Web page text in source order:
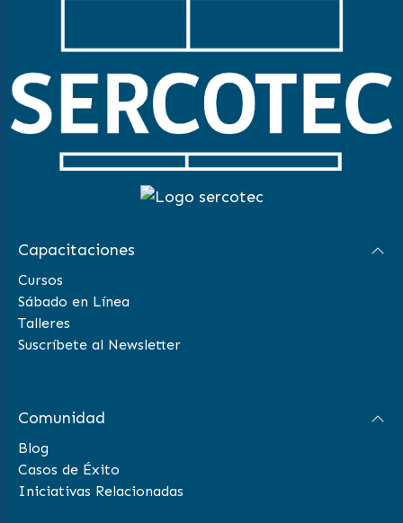
Capacitaciones
Cursos
Sábado en Línea
Talleres
Suscríbete al Newsletter
Comunidad
Blog
Casos de Éxito
Iniciativas Relacionadas